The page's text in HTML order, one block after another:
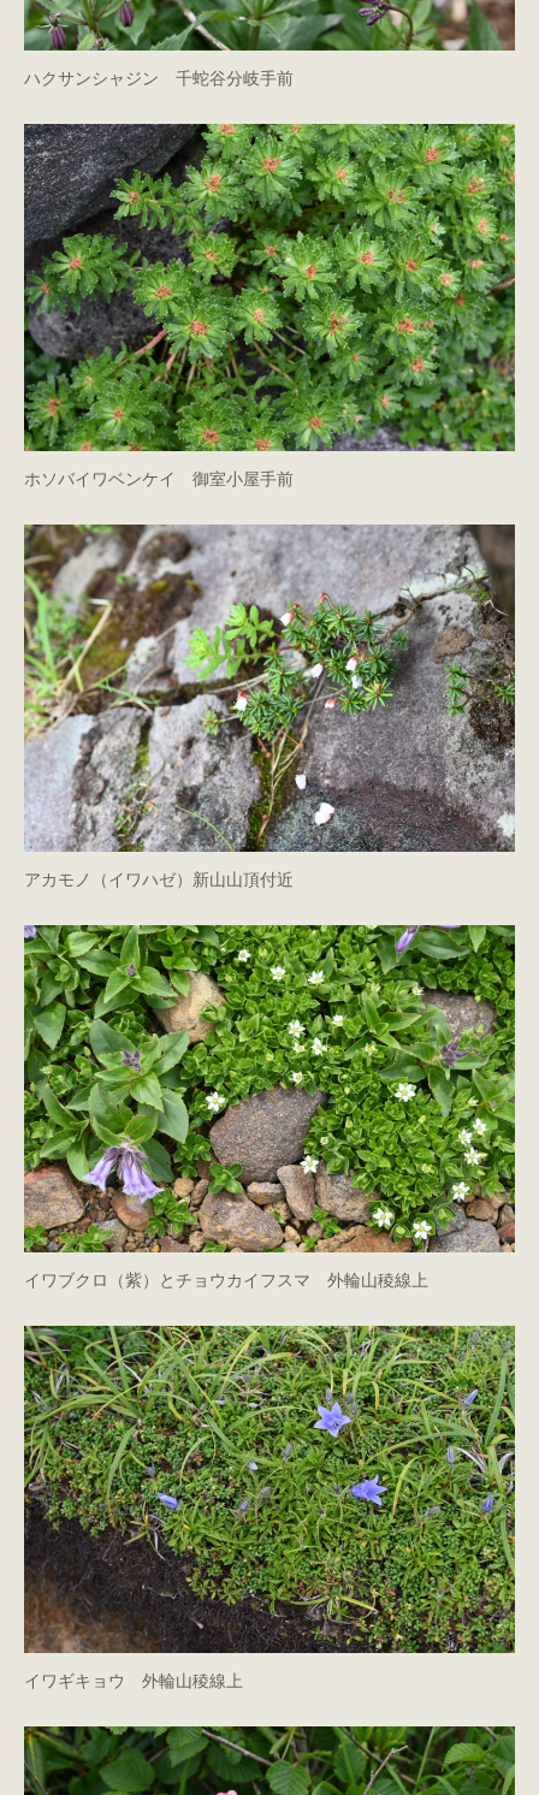
ハクサンシャジン 千蛇谷分岐手前
ホソバイワベンケイ 御室小屋手前
アカモノ（イワハゼ）新山山頂付近
イワブクロ（紫）とチョウカイフスマ 外輪山稜線上
イワギキョウ 外輪山稜線上